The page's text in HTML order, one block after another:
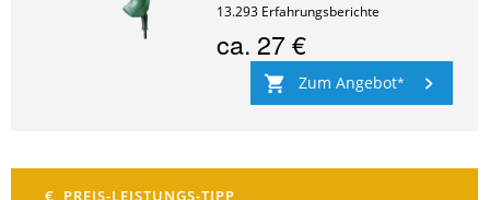
13.293 Erfahrungsberichte
ca.27 €
Zum Angebot